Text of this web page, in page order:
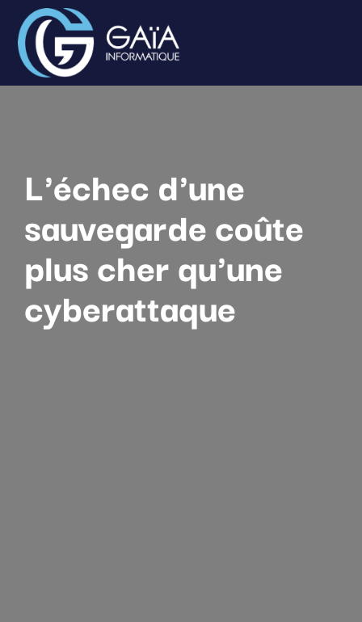
L'échec d'une
sauvegarde coûte
plus cher qu'une
cyberattaque